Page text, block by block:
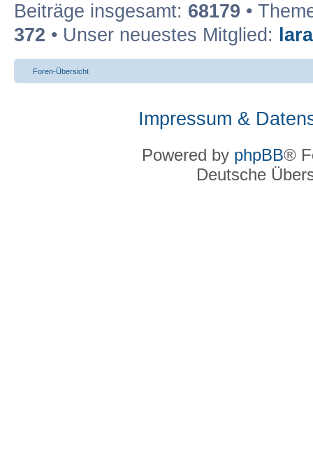
Beiträge insgesamt: 68179 •
372 • Unser neuestes Mitglied:
Foren-Übersicht
Impressum &
Powered by phpBB®
Deutsche